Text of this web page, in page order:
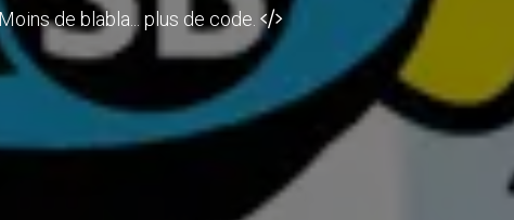
de blabla... plus de code.